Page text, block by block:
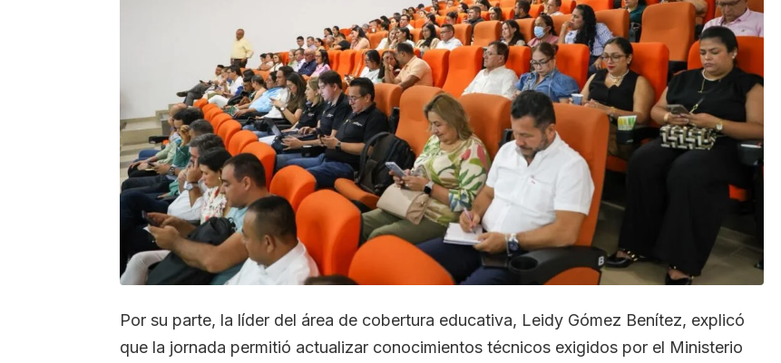
Por su parte, la líder del área de cobertura educativa, Leidy Gómez Benítez, explicó
que la jornada permitió actualizar conocimientos técnicos exigidos por el Ministerio